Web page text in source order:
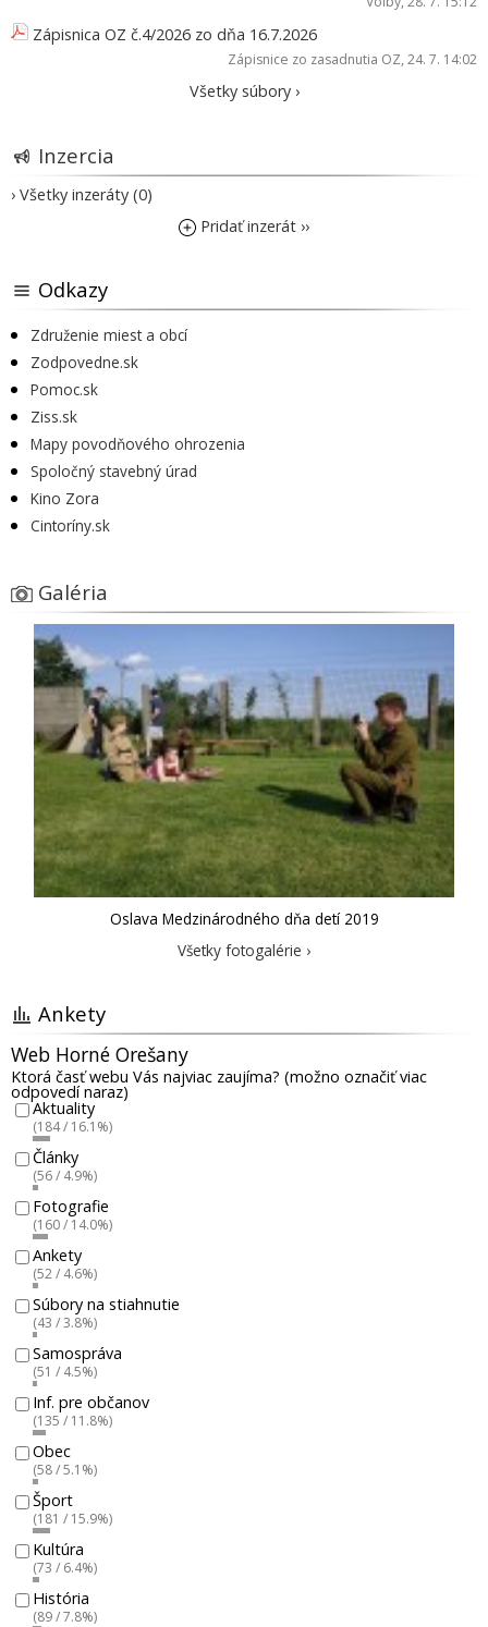
Zápisnica OZ č.4/2026 zo dňa 16.7.2026
Zápisnice zo zasadnutia OZ, 24. 7. 14:02
Všetky súbory ›
Inzercia
› Všetky inzeráty (0)
Pridať inzerát ››
Odkazy
Združenie miest a obcí
Zodpovedne.sk
Pomoc.sk
Ziss.sk
Mapy povodňového ohrozenia
Spoločný stavebný úrad
Kino Zora
Cintoríny.sk
Galéria
Oslava Medzinárodného dňa detí 2019
Všetky fotogalérie ›
Ankety
Web Horné Orešany
Ktorá časť webu Vás najviac zaujíma? (možno označiť viac
odpovedí naraz)
Aktuality
(184 / 16.1%)
Články
(56 / 4.9%)
Fotografie
(160 / 14.0%)
Ankety
(52 / 4.6%)
Súbory na stiahnutie
(43 / 3.8%)
Samospráva
(51 / 4.5%)
Inf. pre občanov
(135 / 11.8%)
Obec
(58 / 5.1%)
Šport
(181 / 15.9%)
Kultúra
(73 / 6.4%)
História
(89 / 7.8%)